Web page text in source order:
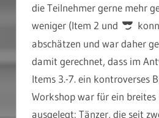
die Teilnehmer gerne mehr
weniger (Item 2 und
abschätzen und war daher
damit gerechnet, dass im
Items 3.-7. ein kontroverses
Workshop war für ein breites
ausgelegt: Tänzer, die seit